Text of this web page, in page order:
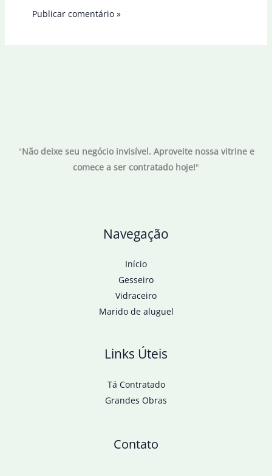
"Não deixe seu negócio invisível. Aproveite nossa vitrine e
comece a ser contratado hoje!"
Navegação
Início
Gesseiro
Vidraceiro
Marido de aluguel
Links Úteis
Tá Contratado
Grandes Obras
Contato